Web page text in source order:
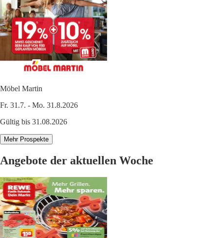
Möbel Martin
Fr. 31.7. - Mo. 31.8.2026
Gültig bis 31.08.2026
Mehr Prospekte
Angebote der aktuellen Woche